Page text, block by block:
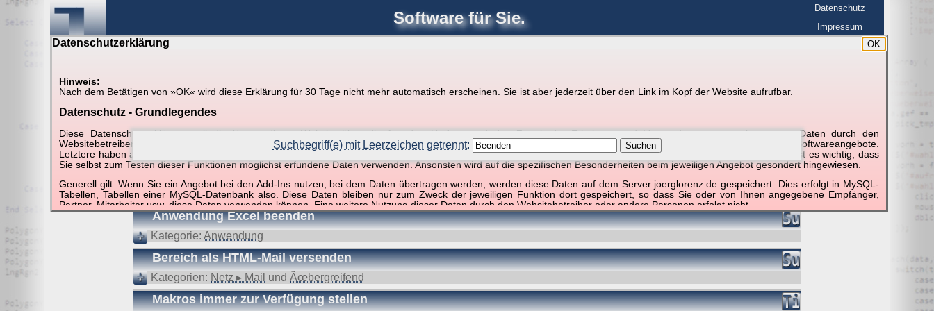
OK
Datenschutzerklärung
Hinweis:
Nach dem Betätigen von »OK« wird diese Erklärung für 30 Tage nicht mehr automatisch erscheinen. Sie ist aber jederzeit über den Link im Kopf der Website aufrufbar.
Datenschutz - Grundlegendes
Diese Datenschutzerklärung soll die Nutzer dieser Website über die Art, den Umfang und den Zweck der Erhebung und Verwendung personenbezogener Daten durch den
Websitebetreiber von joerglorenz.de informieren. Dabei geht es ausschließlich um die Nutzung dieser Website, nicht aber um die Nutzung besonderer einzelner Softwareangebote.
Letztere haben aufgrund ihrer Funktionen Besonderheiten, so dass verschiedene Daten gespeichert werden müssen, die für das Funktionieren erforderlich sind. Hier ist es wichtig, dass
Sie selbst zum Testen dieser Funktionen möglichst erfundene Daten verwenden. Ansonsten wird auf die spezifischen Besonderheiten beim jeweiligen Angebot gesondert hingewiesen.
Generell gilt: Wenn Sie ein Angebot bei den Add-Ins nutzen, bei dem Daten übertragen werden, werden diese Daten auf dem Server joerglorenz.de gespeichert. Dies erfolgt in MySQL-
Tabellen, Tabellen einer MySQL-Datenbank also. Diese Daten bleiben nur zum Zweck der jeweiligen Funktion dort gespeichert, so dass Sie oder von Ihnen angegebene Empfänger,
Partner, Mitarbeiter usw. diese Daten verwenden können. Eine weitere Nutzung dieser Daten durch den Websitebetreiber oder andere Personen erfolgt nicht.
Der Websitebetreiber nimmt Ihren Datenschutz sehr ernst und behandelt Ihre personenbezogenen Daten vertraulich und entsprechend der gesetzlichen Vorschriften. Da durch neue
Technologien und die ständige Weiterentwicklung dieser Webseite Änderungen an dieser Datenschutzerklärung vorgenommen werden können, empfehlen wir Ihnen, sich die
Datenschutzerklärung in regelmäßigen Abständen wieder durchzulesen.
Definitionen der verwendeten Begriffe (z.B. “personenbezogene Daten” oder “Verarbeitung”) finden Sie in Art. 4 DSGVO.
Software für Sie.
joerglorenz.de
Datenschutz
Impressum
Suche in Beispielen und Tipps zu Excel und VBA
Suchbegriff(e) mit Leerzeichen getrennt: Suchen
Suchergebnisse (5 Treffer, 1 Begriff)
Anwendung Excel beenden
Kategorie: Anwendung
Bereich als HTML-Mail versenden
Kategorien: Netz ▸ Mail und Ãœbergreifend
Makros immer zur Verfügung stellen